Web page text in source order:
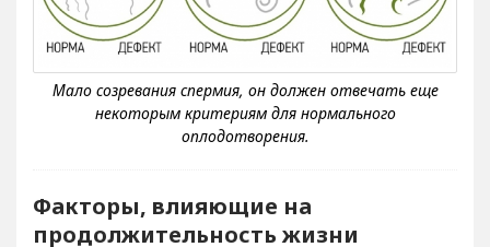
продолжительность жизни